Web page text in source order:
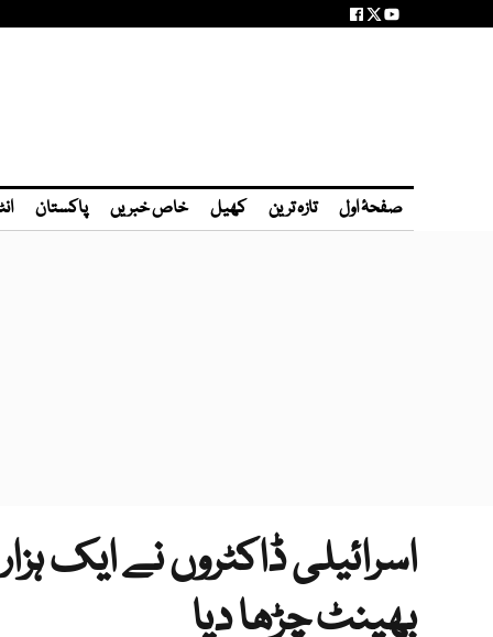
صفحۂ اول تازہ ترین کھیل خاص خبریں پاکستان
اسرائیلی ڈاکٹروں نے ایک
بھینٹ چڑھا دیا